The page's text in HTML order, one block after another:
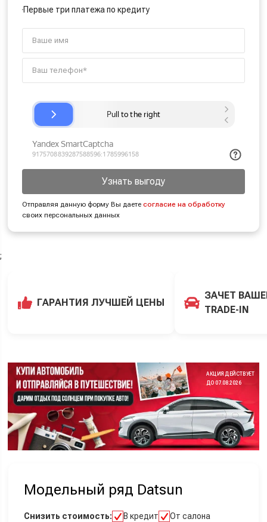
Первые три платежа по кредиту
Узнать выгоду
Отправляя данную форму Вы даетесогласие на обработку
своих персональных данных
;
ГАРАНТИЯ ЛУЧШЕЙ ЦЕНЫ
ЗАЧЕТ
TRADE-IN
АКЦИЯ ДЕЙСТВУЕТ
ДО 07.08.2026
Модельный ряд Datsun
Снизить стоимость: В кредит
От салона